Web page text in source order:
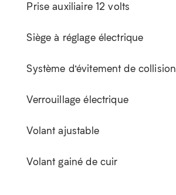
Prise auxiliaire 12 volts
Siège à réglage électrique
Système d’évitement de collision
Verrouillage électrique
Volant ajustable
Volant gainé de cuir